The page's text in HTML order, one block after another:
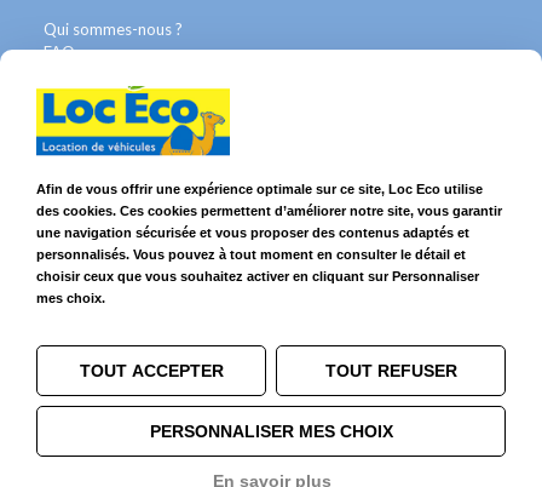
Qui sommes-nous ?
FAQ
Nous recrutons
Avis Clients
Franchises & Assurances
Conditions Générales
Données personnelles
Mentions Légales
Cookies
Suivez-nous sur
Afin de vous offrir une expérience optimale sur ce site, Loc Eco utilise
des cookies. Ces cookies permettent d’améliorer notre site, vous garantir
une navigation sécurisée et vous proposer des contenus adaptés et
personnalisés. Vous pouvez à tout moment en consulter le détail et
choisir ceux que vous souhaitez activer en cliquant sur Personnaliser
mes choix.
TOUT ACCEPTER TOUT REFUSER
PERSONNALISER MES CHOIX
En savoir plus